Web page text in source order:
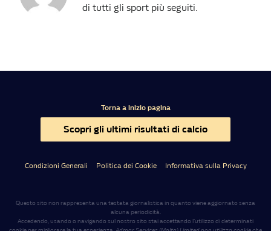
di tutti gli sport più seguiti.
Torna a inizio pagina
Scopri gli ultimi risultati di calcio
Condizioni Generali Politica dei Cookie Informativa sulla Privacy
Questo sito non rappresenta una testata giornalistica in quanto viene aggiornato senza
alcuna periodicità.
Accedendo, usando o navigando sul nostro sito stai accettando l’utilizzo di determinati